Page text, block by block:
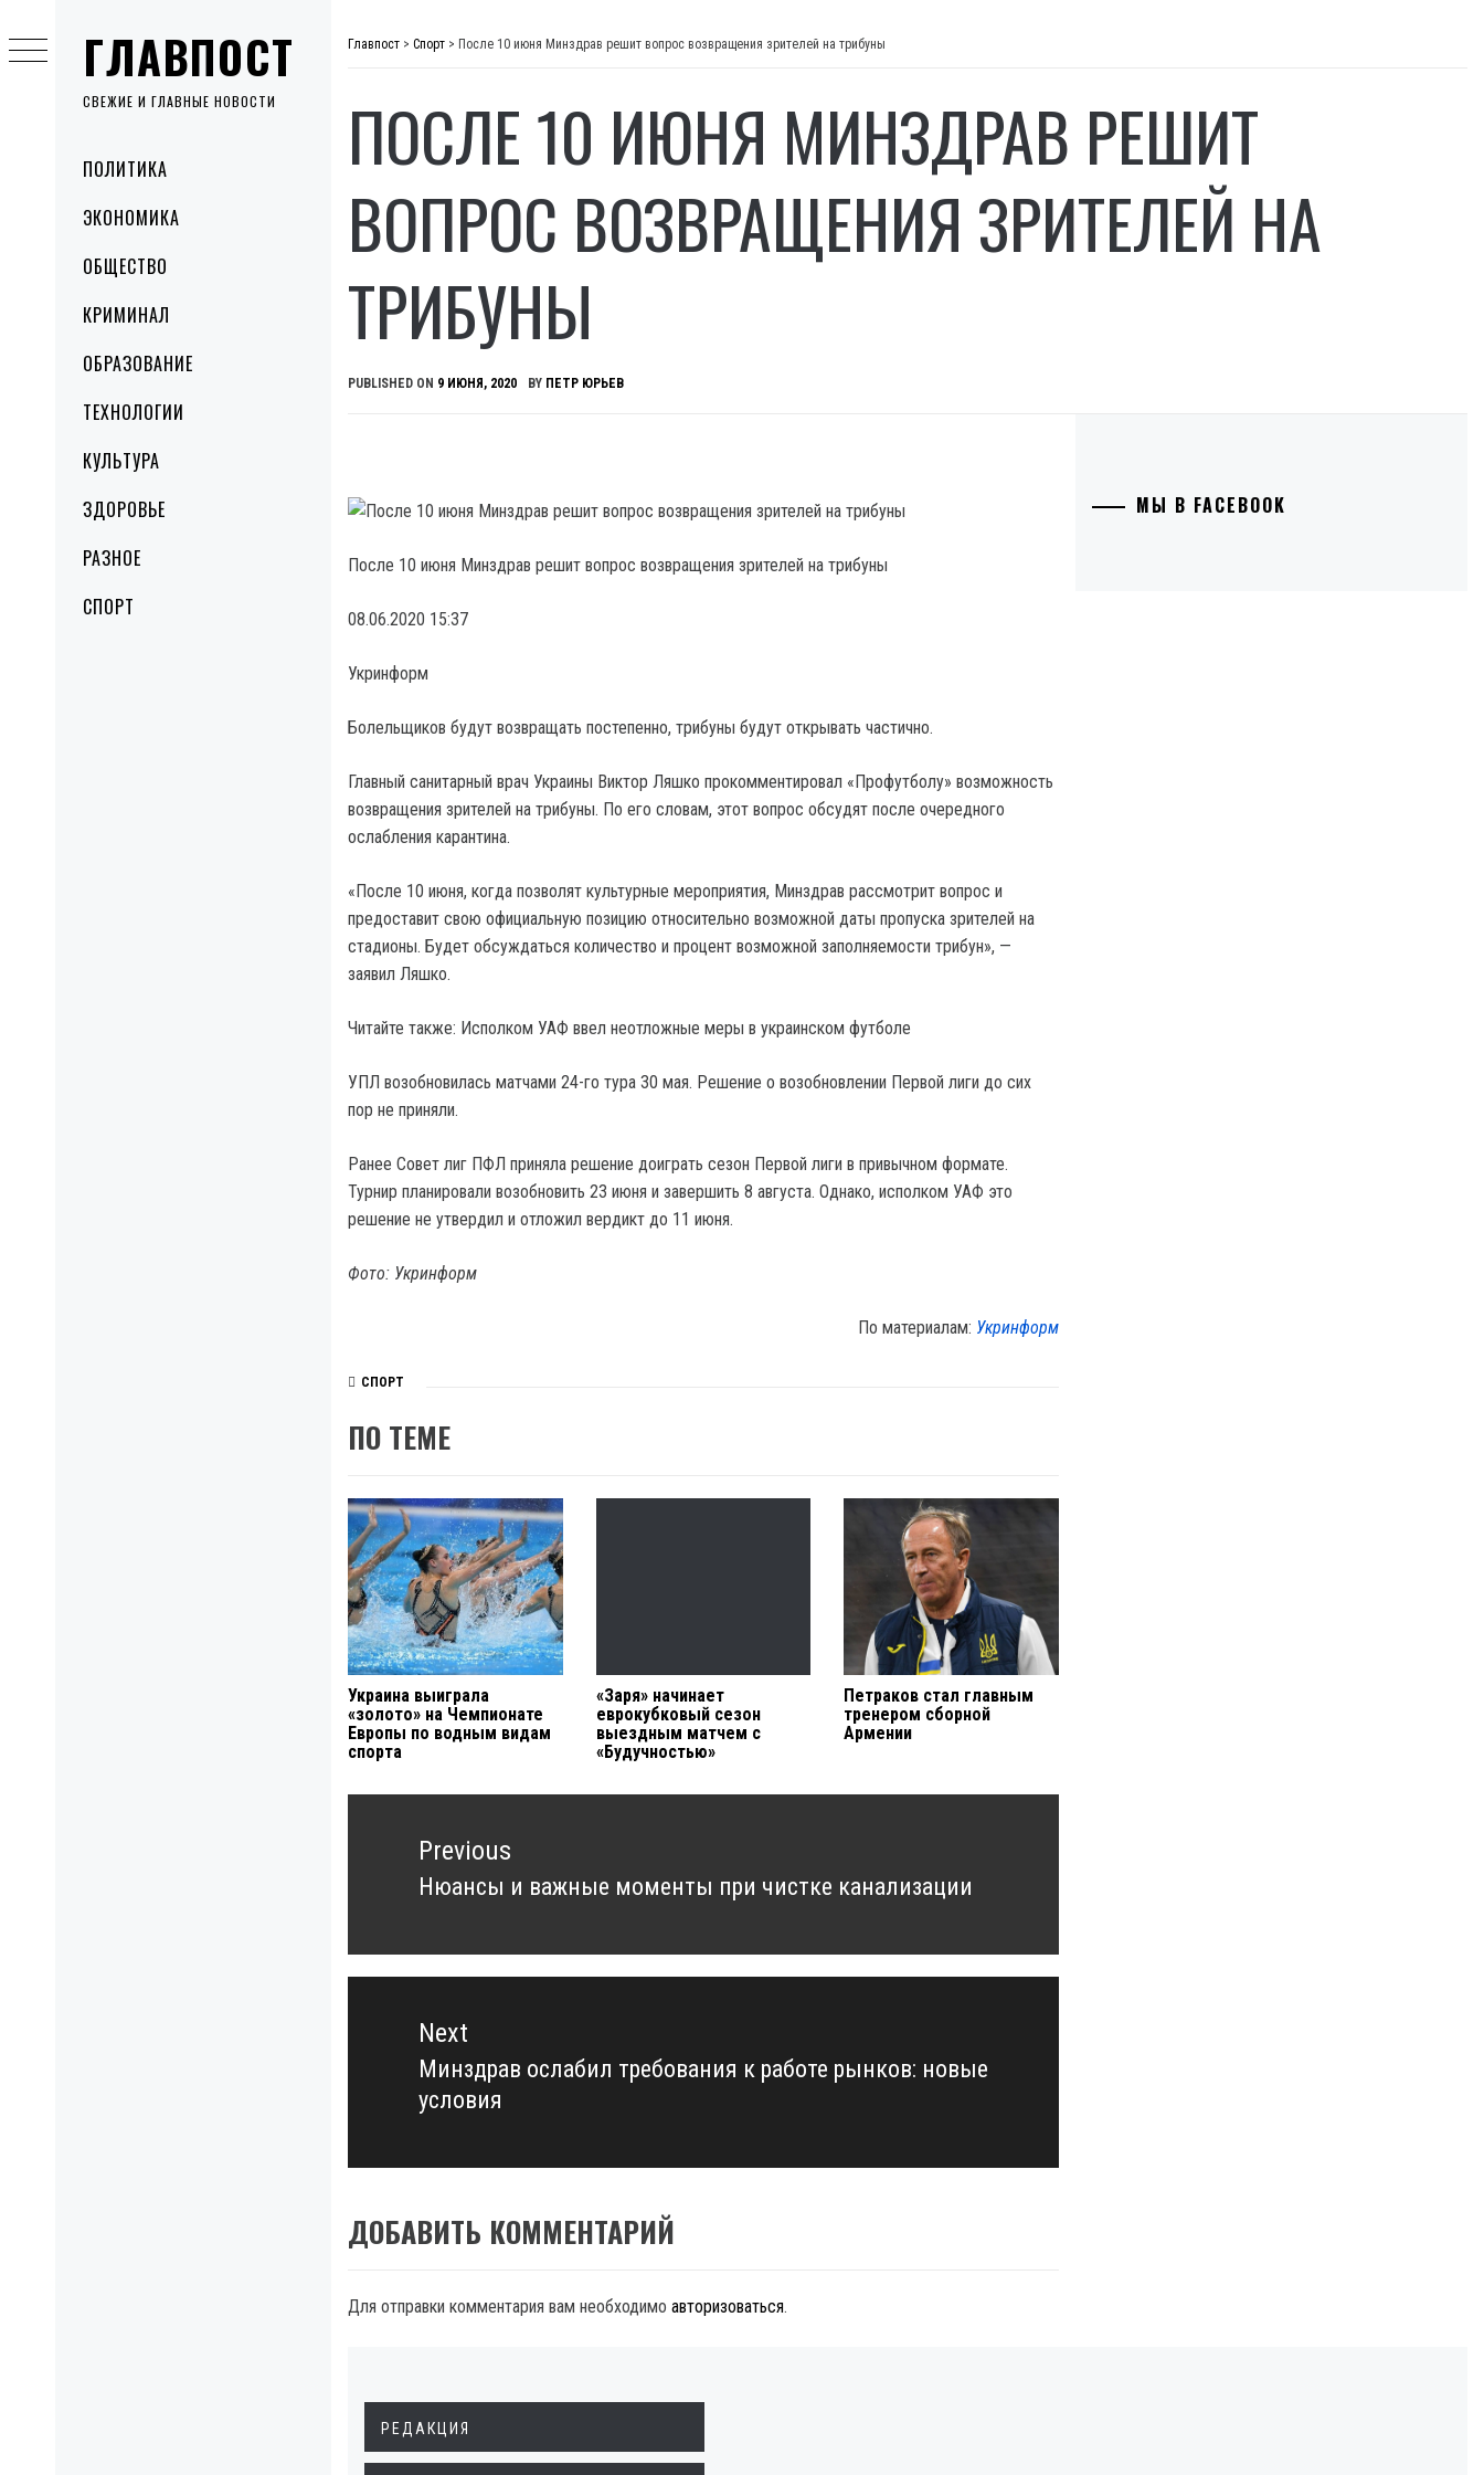
ГЛАВПОСТ
СВЕЖИЕ И ГЛАВНЫЕ НОВОСТИ
MenuПОЛИТИКА
ЭКОНОМИКА
ОБЩЕСТВО
КРИМИНАЛ
ОБРАЗОВАНИЕ
ТЕХНОЛОГИИ
КУЛЬТУРА
ЗДОРОВЬЕ
РАЗНОЕ
СПОРТ
to
content
Главпост > Спорт > После 10 июня Минздрав решит вопрос возвращения зрителей на трибуны
ПОСЛЕ 10 ИЮНЯ МИНЗДРАВ РЕШИТ
ВОПРОС ВОЗВРАЩЕНИЯ ЗРИТЕЛЕЙ НА
ТРИБУНЫ
PUBLISHED ON 9 ИЮНЯ, 2020 BY ПЕТР ЮРЬЕВ
После 10 июня Минздрав решит вопрос возвращения зрителей на трибуны
08.06.2020 15:37
Укринформ
Болельщиков будут возвращать постепенно, трибуны будут открывать частично.
Главный санитарный врач Украины Виктор Ляшко прокомментировал «Профутболу» возможность
возвращения зрителей на трибуны. По его словам, этот вопрос обсудят после очередного
ослабления карантина.
«После 10 июня, когда позволят культурные мероприятия, Минздрав рассмотрит вопрос и
предоставит свою официальную позицию относительно возможной даты пропуска зрителей на
стадионы. Будет обсуждаться количество и процент возможной заполняемости трибун», —
заявил Ляшко.
Читайте также: Исполком УАФ ввел неотложные меры в украинском футболе
УПЛ возобновилась матчами 24-го тура 30 мая. Решение о возобновлении Первой лиги до сих
пор не приняли.
Ранее Совет лиг ПФЛ приняла решение доиграть сезон Первой лиги в привычном формате.
Турнир планировали возобновить 23 июня и завершить 8 августа. Однако, исполком УАФ это
решение не утвердил и отложил вердикт до 11 июня.
Фото: Укринформ
По материалам: Укринформ
СПОРТ
ПО ТЕМЕ
Украина выиграла
«золото» на Чемпионате
Европы по водным видам
спорта
«Заря» начинает
еврокубковый сезон
выездным матчем с
«Будучностью»
Петраков стал главным
тренером сборной
Армении
Навигация
записямPrevious
Previous
Нюансы и важные моменты при чистке канализации
Next
Next
post:
Минздрав ослабил требования к работе рынков: новые
условия
ДОБАВИТЬ КОММЕНТАРИЙ
Для отправки комментария вам необходимо авторизоваться.
МЫ В FACEBOOK
РЕДАКЦИЯ